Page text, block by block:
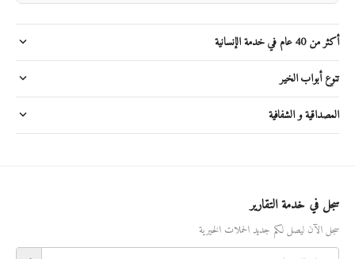
أكثر من 40 عام في خدمة الإنسانية
تنوع أبواب الخير
المصداقية و الشفافية
سجل في خدمة التقارير
سجل الآن ليصل لكم جديد الحملات الخيرية